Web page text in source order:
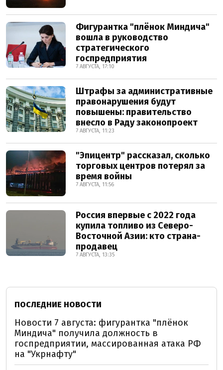
Фигурантка "плёнок Миндича"
вошла в руководство
стратегического
госпредприятия
7 АВГУСТА, 17:10
Штрафы за административные
правонарушения будут
повышены: правительство
внесло в Раду законопроект
7 АВГУСТА, 11:23
"Эпицентр" рассказал, сколько
торговых центров потерял за
время войны
7 АВГУСТА, 11:56
Россия впервые с 2022 года
купила топливо из Северо-
Восточной Азии: кто страна-
продавец
7 АВГУСТА, 13:35
ПОСЛЕДНИЕ НОВОСТИ
Новости 7 августа: фигурантка "плёнок
Миндича" получила должность в
госпредприятии, массированная атака РФ
на "Укрнафту"